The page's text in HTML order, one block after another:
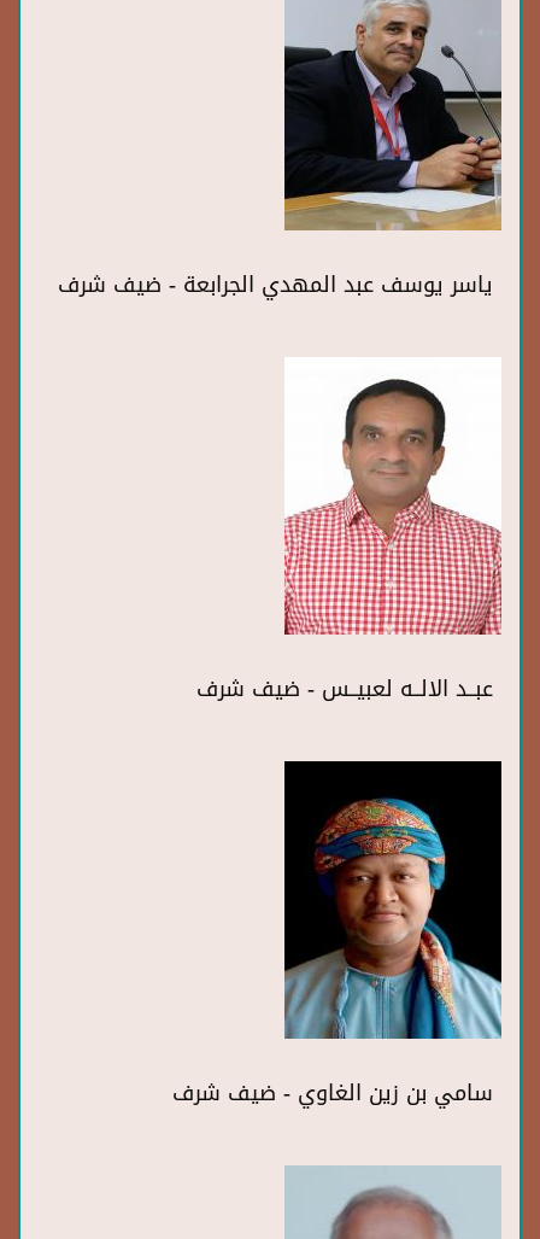
ياسر يوسف عبد المهدي الجرابعة - ضيف شرف
عبــد الالــه لعبيــس - ضيف شرف
سامي بن زين الغاوي - ضيف شرف